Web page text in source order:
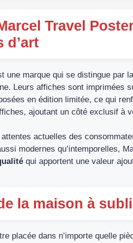
Travel
d’art
une marque qui se distingue par
Leurs affiches sont imprimées
en édition limitée, ce qui
ajoutant un côté exclusif à
actuelles des
modernes qu’intemporelles,
qui apportent une valeur
la maison à
placée dans n’importe quelle